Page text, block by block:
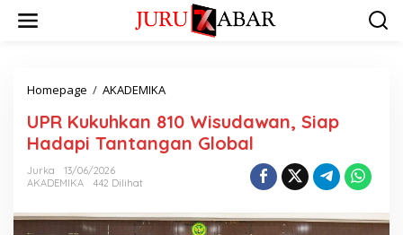
Homepage / AKADEMIKA
UPR Kukuhkan 810 Wisudawan, Siap
Hadapi Tantangan Global
Jurka
13/06/2026
AKADEMIKA
442 Dilihat